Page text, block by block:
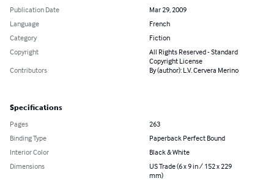
Publication Date
Mar 29, 2009
Language
French
Category
Fiction
Copyright
All Rights Reserved - Standard
Copyright License
Contributors
By (author): L.V. Cervera Merino
Specifications
Pages
263
Binding Type
Paperback Perfect Bound
Interior Color
Black & White
Dimensions
US Trade (6 x 9 in / 152 x 229
mm)